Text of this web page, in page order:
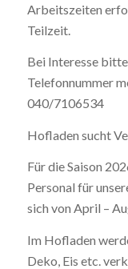
Arbeitszeiten
Teilzeit.
Bei Interesse
Telefonnummer
040/7106534
Hofladen sucht
Für die Saison
Personal für
sich von April –
Im Hofladen
Deko, Eis etc.